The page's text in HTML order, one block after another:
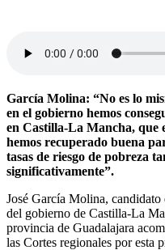
García Molina: “No es lo
en el gobierno hemos
en Castilla-La Mancha, que
hemos recuperado buena
tasas de riesgo de pobreza
significativamente”.
José García Molina, candidato
del gobierno de Castilla-La
provincia de Guadalajara
las Cortes regionales por esta